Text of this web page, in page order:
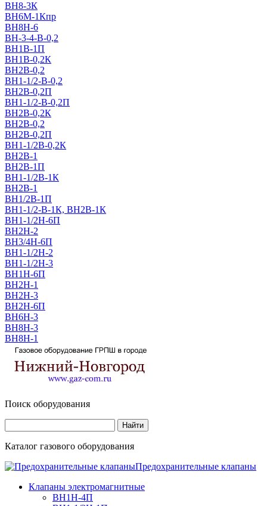
ВН8-3К
ВН6M-1Кпр
ВН8Н-6
ВН-3-4-В-0,2
ВН1В-1П
ВН1В-0,2К
ВН2В-0,2
ВН1-1/2-В-0,2
ВН2В-0,2П
ВН1-1/2-В-0,2П
ВН2В-0,2К
ВН2В-0,2
ВН2В-0,2П
ВН1-1/2В-0,2К
ВН2В-1
ВН2В-1П
ВН1-1/2В-1К
ВН2В-1
ВН1/2В-1П
ВН1-1/2-В-1К, ВН2В-1К
ВН1-1/2Н-6П
ВН2Н-2
ВН3/4Н-6П
ВН1-1/2Н-2
ВН1-1/2Н-3
ВН1Н-6П
ВН2Н-1
ВН2Н-3
ВН2Н-6П
ВН6Н-3
ВН8H-3
ВН8Н-1
Поиск оборудования
Каталог газового оборудования
Предохранительные клапаны
Клапаны электромагнитные
ВН1Н-4П